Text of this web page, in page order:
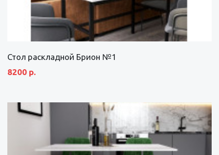
Стол раскладной Брион №1
8200 р.